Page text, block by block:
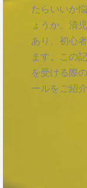
たらいいか
ょうか。清
あり、初心
ます。この
を受ける際
ールをご紹